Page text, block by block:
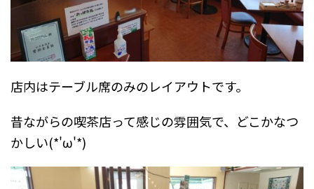
店内はテーブル席のみのレイアウトです。
昔ながらの喫茶店って感じの雰囲気で、どこかなつ
かしい(*'ω'*)